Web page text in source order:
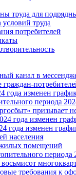
труда для
труда
потребителей
канал в
года изменен
периода
призывает
года изменен
года изменен
населения
помещений
периода
требования к